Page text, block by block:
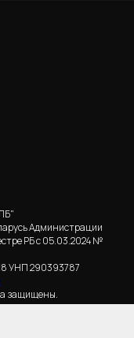
Администрации
РБ с 05.03.2024 №
УНП 290393787
защищены.